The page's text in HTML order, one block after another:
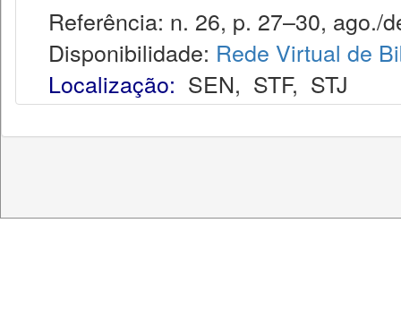
Referência: n. 26, p. 27–30, ago./
Disponibilidade: Rede Virtual de
Localização: SEN, STF, STJ